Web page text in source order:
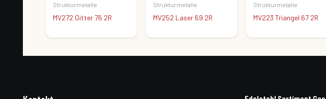
Strukturmetalle
MV272 Gitter 76 2R
Strukturmetalle
MV252 Laser 69 2R
Strukturmetalle
MV223 Triangel 67 2R